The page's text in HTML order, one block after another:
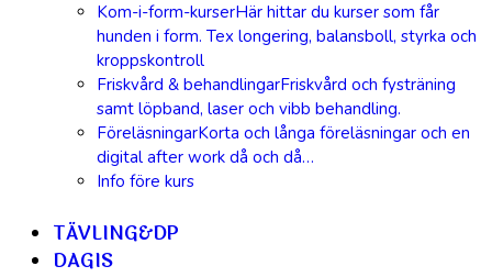
Kom-i-form-kurserHär hittar du kurser som får
hunden i form. Tex longering, balansboll, styrka och
kroppskontroll
Friskvård & behandlingarFriskvård och fysträning
samt löpband, laser och vibb behandling.
FöreläsningarKorta och långa föreläsningar och en
digital after work då och då…
Info före kurs
TÄVLING&DP
DAGIS